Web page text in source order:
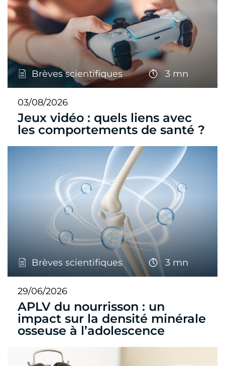
Brèves scientifiques 3 mn
03/08/2026
Jeux vidéo : quels liens avec
les comportements de santé ?
Brèves scientifiques 3 mn
29/06/2026
APLV du nourrisson : un
impact sur la densité minérale
osseuse à l’adolescence